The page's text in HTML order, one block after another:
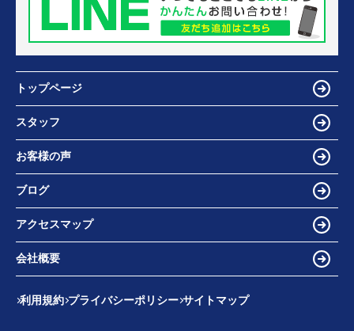
トップページ
スタッフ
お客様の声
ブログ
アクセスマップ
会社概要
利用規約 プライバシーポリシー サイトマップ